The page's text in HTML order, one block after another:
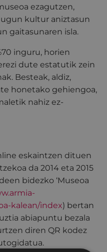
ezagutzen,
kultur aniztasun
gaitasunaren isla.
inguru, horien
dute estatutik zein
Besteak, aldiz,
honetako gehiengoa,
nahiz ez-
eskaintzen dituen
da 2014 eta 2015
bidezko ‘Museoa
kalean/index) bertan
abiapuntu bezala
diren QR kodez